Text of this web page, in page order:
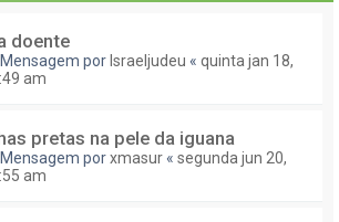
doente
por Israeljudeu « quinta jan 18,
am
pretas na pele da iguana
porxmasur « segunda jun 20,
am